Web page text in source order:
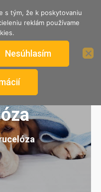
s tým, že k poskytovaniu
reklám používame
Nesúhlasím